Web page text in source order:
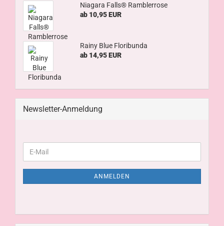
Niagara Falls® Ramblerrose
ab 10,95 EUR
Rainy Blue Floribunda
ab 14,95 EUR
Newsletter-Anmeldung
ANMELDEN